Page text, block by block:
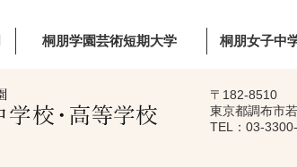
桐朋学園芸術短期大学 桐朋女子中
〒182-8510
東京都調布市
TEL：03-